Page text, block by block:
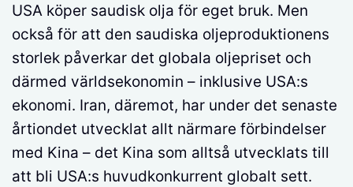
USA köper saudisk olja för eget bruk. Men
också för att den saudiska oljeproduktionens
storlek påverkar det globala oljepriset och
därmed världsekonomin – inklusive USA:s
ekonomi. Iran, däremot, har under det senaste
årtiondet utvecklat allt närmare förbindelser
med Kina – det Kina som alltså utvecklats till
att bli USA:s huvudkonkurrent globalt sett.